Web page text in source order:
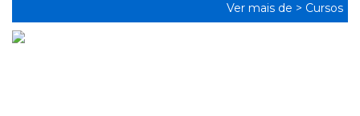
Ver mais de > Cursos